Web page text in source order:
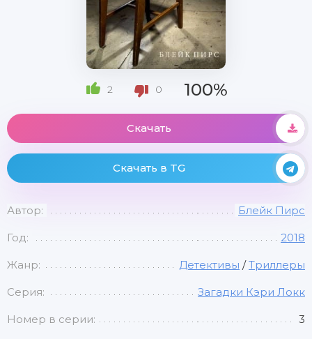
2 0 100%
Скачать
Скачать в TG
Автор: Блейк Пирс
Год: 2018
Жанр: Детективы /Триллеры
Серия: Загадки Кэри Локк
Номер в серии: 3